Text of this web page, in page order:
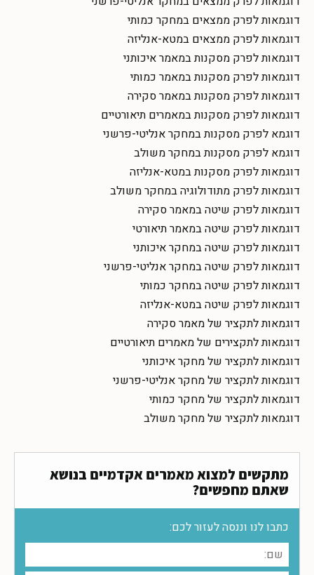
דוגמאות לפרק ממצאים במחקר כמותי
דוגמאות לפרק ממצאים במטא-אנליזה
דוגמאות לפרק מסקנות במאמר איכותני
דוגמאות לפרק מסקנות במאמר כמותי
דוגמאות לפרק מסקנות במאמר סקירה
דוגמאות לפרק מסקנות במאמרים תיאורטיים
דוגמא לפרק מסקנות במחקר אנליטי-פרשני
דוגמא לפרק מסקנות במחקר משולב
דוגמאות לפרק מסקנות במטא-אנליזה
דוגמאות לפרק מתודולוגיה במחקר משולב
דוגמאות לפרק שיטה במאמר סקירה
דוגמאות לפרק שיטה במאמר תיאורטי
דוגמאות לפרק שיטה במחקר איכותני
דוגמאות לפרק שיטה במחקר אנליטי-פרשני
דוגמאות לפרק שיטה במחקר כמותי
דוגמאות לפרק שיטה במטא-אנליזה
דוגמאות לתקציר של מאמר סקירה
דוגמאות לתקצירים של מאמרים תיאורטיים
דוגמאות לתקציר של מחקר איכותני
דוגמאות לתקציר של מחקר אנליטי-פרשני
דוגמאות לתקציר של מחקר כמותי
דוגמאות לתקציר של מחקר משולב
מתקשים למצוא מאמרים אקדמיים בנושא
שאתם מחפשים?
כתבו לנו וננסה לעזור לכם: